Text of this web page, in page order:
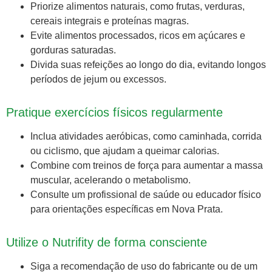
Priorize alimentos naturais, como frutas, verduras,
cereais integrais e proteínas magras.
Evite alimentos processados, ricos em açúcares e
gorduras saturadas.
Divida suas refeições ao longo do dia, evitando longos
períodos de jejum ou excessos.
Pratique exercícios físicos regularmente
Inclua atividades aeróbicas, como caminhada, corrida
ou ciclismo, que ajudam a queimar calorias.
Combine com treinos de força para aumentar a massa
muscular, acelerando o metabolismo.
Consulte um profissional de saúde ou educador físico
para orientações específicas em Nova Prata.
Utilize o Nutrifity de forma consciente
Siga a recomendação de uso do fabricante ou de um